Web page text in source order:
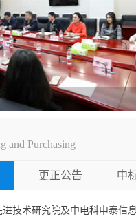
and Purchasing
更正公告 中
进技术研究院及中电科申泰信